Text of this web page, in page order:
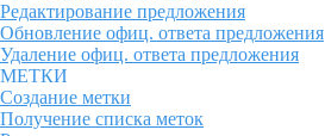
Редактирование предложения
Обновление офиц. ответа предложения
Удаление офиц. ответа предложения
МЕТКИ
Создание метки
Получение списка меток